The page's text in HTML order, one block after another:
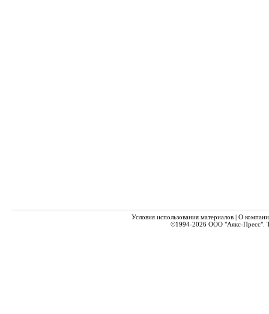
Условия использования материалов| О
©1994-2026 ООО "Аякс-Пресс".